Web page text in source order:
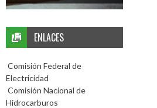
ENLACES
Comisión Federal de
Electricidad
Comisión Nacional de
Hidrocarburos